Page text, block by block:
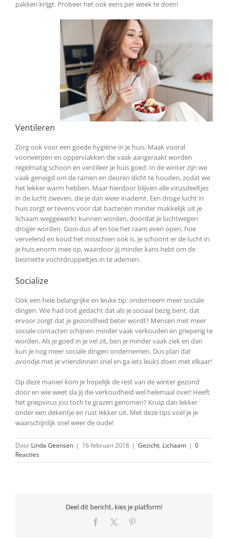
pakken krijgt. Probeer het ook eens per week te doen!
Ventileren
Zorg ook voor een goede hygiëne in je huis. Maak vooral
voorwerpen en oppervlakken die vaak aangeraakt worden
regelmatig schoon en ventileer je huis goed. In de winter zijn we
vaak geneigd om de ramen en deuren dicht te houden, zodat we
het lekker warm hebben. Maar hierdoor blijven alle virusdeeltjes
in de lucht zweven, die je dan weer inademt. Een droge lucht in
huis zorgt er tevens voor dat bacteriën minder makkelijk uit je
lichaam weggewerkt kunnen worden, doordat je luchtwegen
droger worden. Gooi dus af en toe het raam even open, hoe
vervelend en koud het misschien ook is. Je schoont er de lucht in
je huis enorm mee op, waardoor jij minder kans hebt om de
besmette vochtdruppeltjes in te ademen.
Socialize
Ook een hele belangrijke en leuke tip: onderneem meer sociale
dingen. Wie had ooit gedacht dat als je sociaal bezig bent, dat
ervoor zorgt dat je gezondheid beter wordt? Mensen met meer
sociale contacten schijnen minder vaak verkouden en grieperig te
worden. Als je goed in je vel zit, ben je minder vaak ziek en dan
kun je nog meer sociale dingen ondernemen. Dus plan dat
avondje met je vriendinnen snel en ga iets leuks doen met elkaar!
Op deze manier kom je hopelijk de rest van de winter gezond
door en wie weet sla jij die verkoudheid wel helemaal over! Heeft
het griepvirus jou toch te grazen genomen? Kruip dan lekker
onder een dekentje en rust lekker uit. Met deze tips voel je je
waarschijnlijk snel weer de oude!
Door Linda Geensen | 16 februari 2018 | Gezicht, Lichaam | 0
Reacties
Deel dit bericht, kies je platform!
Facebook